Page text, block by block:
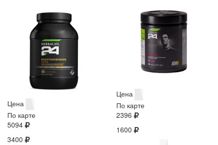
Цена
По карте
5094
3400
Цена
По карте
2396
1600